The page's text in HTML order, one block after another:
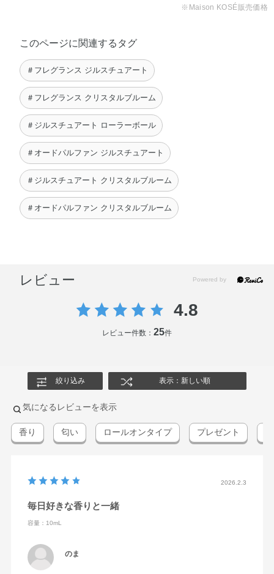
※Maison KOSÉ販売価格
このページに関連するタグ
＃フレグランス ジルスチュアート
＃フレグランス クリスタルブルーム
＃ジルスチュアート ローラーボール
＃オードパルファン ジルスチュアート
＃ジルスチュアート クリスタルブルーム
＃オードパルファン クリスタルブルーム
レビュー
4.8
レビュー件数： 25件
絞り込み 表示：新しい順
気になるレビューを表示
香り 匂い ロールオンタイプ プレゼント
2026.2.3
毎日好きな香りと一緒
容量：10mL
のま